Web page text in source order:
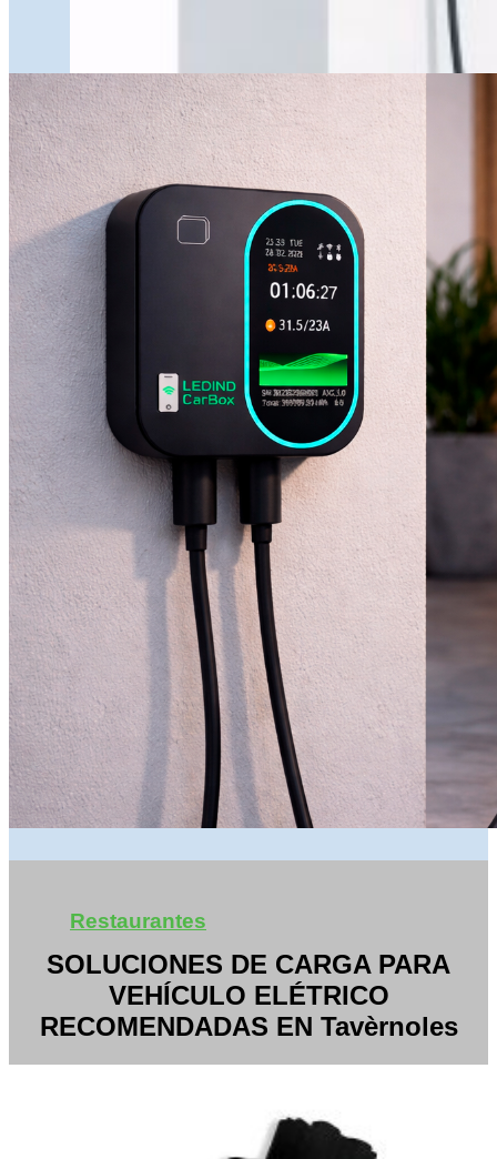
Hoteles Urbanos
Restaurantes
SOLUCIONES DE CARGA PARA
VEHÍCULO ELÉTRICO
RECOMENDADAS EN Tavèrnoles